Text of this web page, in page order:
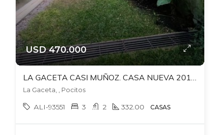
USD 470.000
La Gaceta, , Pocitos
ALI-93551 3 2 332.00 CASAS